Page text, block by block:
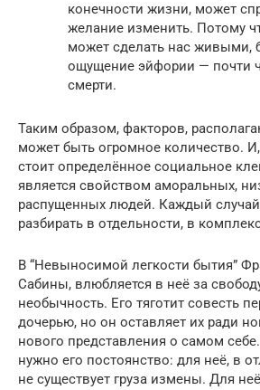
конечности жизни, может
желание изменить. Потому
может сделать нас живыми,
ощущение эйфории — почти
смерти.
Таким образом, факторов,
может быть огромное количество.
стоит определённое социальное
является свойством аморальных,
распущенных людей. Каждый
разбирать в отдельности, в
В “Невыносимой легкости бытия”
Сабины, влюбляется в неё за
необычность. Его тяготит совесть
дочерью, но он оставляет их ради
нового представления о самом
нужно его постоянство: для неё, в
не существует груза измены. Для